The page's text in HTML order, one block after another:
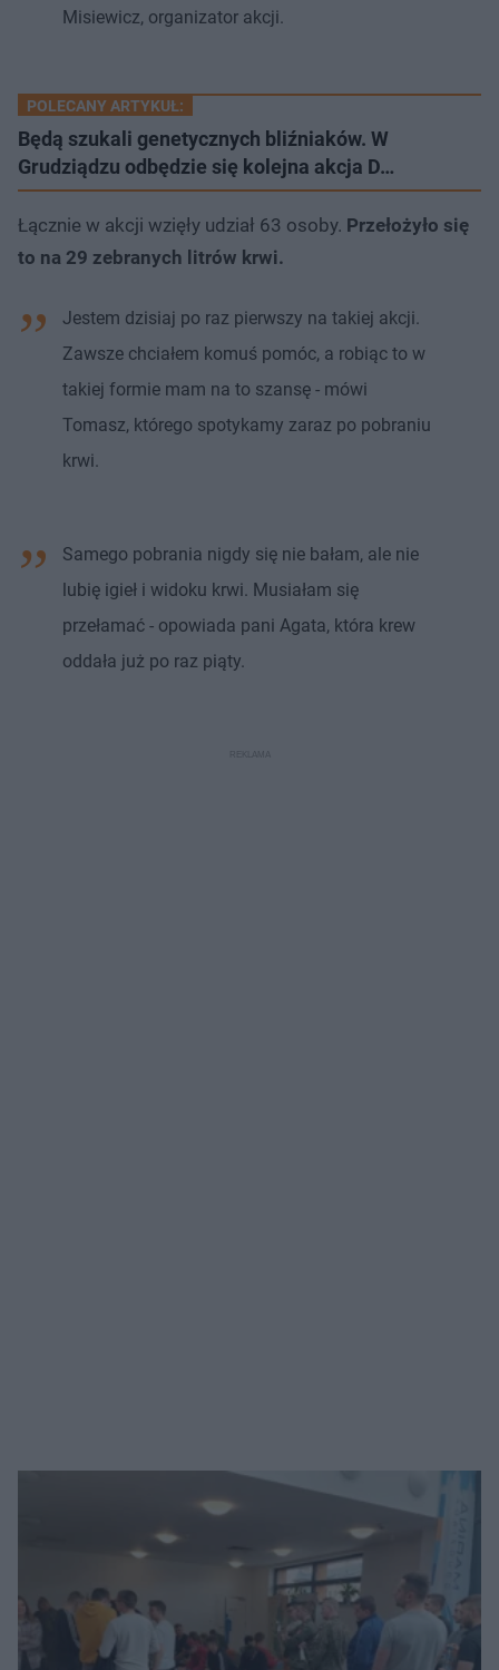
Misiewicz, organizator akcji.
POLECANY ARTYKUŁ:
Będą szukali genetycznych bliźniaków. W
Grudziądzu odbędzie się kolejna akcja D…
Łącznie w akcji wzięły udział 63 osoby. Przełożyło się
to na 29 zebranych litrów krwi.
Jestem dzisiaj po raz pierwszy na takiej akcji.
Zawsze chciałem komuś pomóc, a robiąc to w
takiej formie mam na to szansę - mówi
Tomasz, którego spotykamy zaraz po pobraniu
krwi.
Samego pobrania nigdy się nie bałam, ale nie
lubię igieł i widoku krwi. Musiałam się
przełamać - opowiada pani Agata, która krew
oddała już po raz piąty.